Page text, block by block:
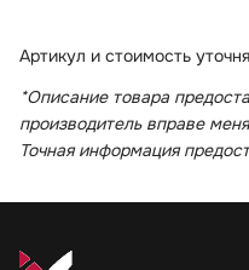
Артикул и стоимость
*Описание товара
производитель вправе
Точная информация